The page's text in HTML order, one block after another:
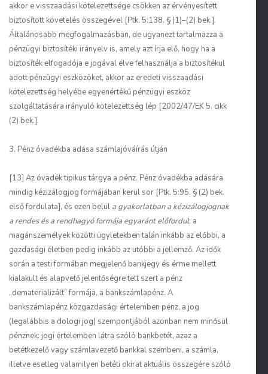
akkor e visszaadási kötelezettsége csökken az érvényesített
biztosított követelés összegével [Ptk. 5:138. § (1)–(2) bek.].
Általánosabb megfogalmazásban, de ugyanezt tartalmazza a
pénzügyi biztosítéki irányelv is, amely azt írja elő, hogy ha a
biztosíték elfogadója e jogával élve felhasználja a biztosítékul
adott pénzügyi eszközöket, akkor az eredeti visszaadási
kötelezettség helyébe egyenértékű pénzügyi eszköz
szolgáltatására irányuló kötelezettség lép [2002/47/EK 5. cikk
(2) bek.].
3. Pénz óvadékba adása számlajóváírás útján
[13] Az óvadék tipikus tárgya a pénz. Pénz óvadékba adására
mindig kézizálogjog formájában kerül sor [Ptk. 5:95. § (2) bek.
első fordulata], és ezen belül a gyakorlatban a kézizálogjognak
a rendes és a rendhagyó formája egyaránt előfordul; a
magánszemélyek közötti ügyletekben talán inkább az előbbi, a
gazdasági életben pedig inkább az utóbbi a jellemző. Az idők
során a testi formában megjelenő bankjegy és érme mellett
kialakult és alapvető jelentőségre tett szert a pénz
„dematerializált” formája, a bankszámlapénz. A
bankszámlapénz közgazdasági értelemben pénz, a jog
(legalábbis a dologi jog) szempontjából azonban nem minősül
pénznek: jogi értelemben látra szóló bankbetét, azaz a
betétkezelő vagy számlavezető bankkal szembeni, a számla,
illetve esetleg valamilyen betéti okirat aktuális összegére szóló